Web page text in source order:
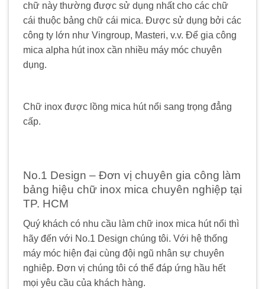
chữ này thường được sử dụng nhất cho các chữ
cái thuộc bảng chữ cái mica. Được sử dụng bởi các
công ty lớn như Vingroup, Masteri, v.v. Để gia công
mica alpha hút inox cần nhiều máy móc chuyên
dụng.
Chữ inox được lồng mica hút nổi sang trọng đẳng
cấp.
No.1 Design – Đơn vị chuyên gia công làm
bảng hiệu chữ inox mica chuyên nghiệp tại
TP. HCM
Quý khách có nhu cầu làm chữ inox mica hút nổi thì
hãy đến với No.1 Design chúng tôi. Với hệ thống
máy móc hiện đại cùng đội ngũ nhân sự chuyên
nghiêp. Đơn vị chúng tôi có thể đáp ứng hầu hết
mọi yêu cầu của khách hàng.